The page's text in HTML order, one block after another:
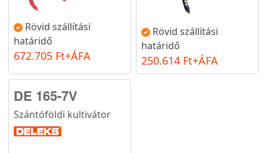
Rövid szállítási
határidő
672.705 Ft+ÁFA
Rövid szállítási
határidő
250.614 Ft+ÁFA
DE 165-7V
Szántóföldi kultivátor